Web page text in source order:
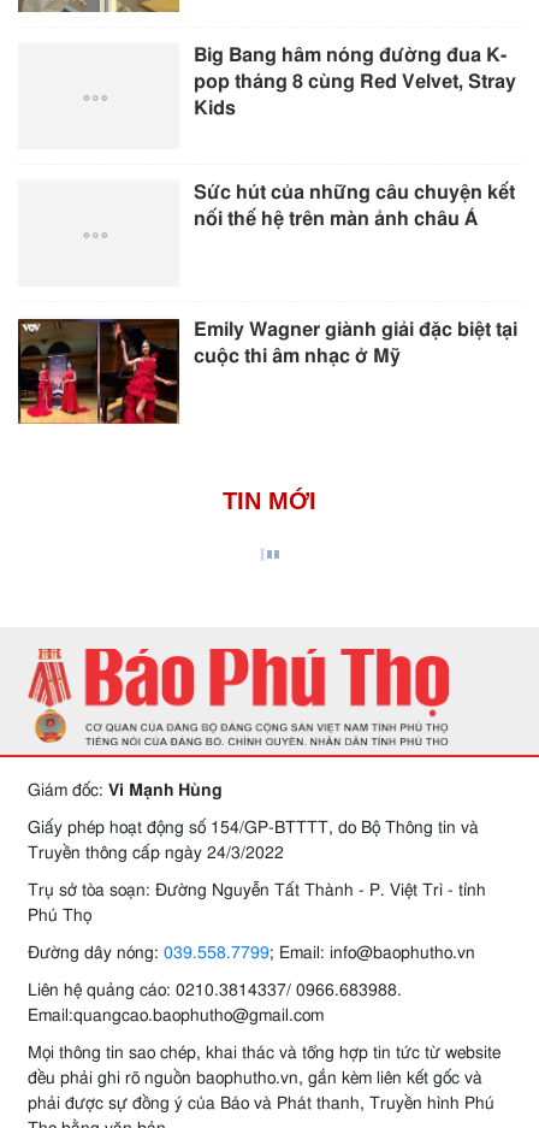
Big Bang hâm nóng đường đua K-
pop tháng 8 cùng Red Velvet, Stray
Kids
Sức hút của những câu chuyện kết
nối thế hệ trên màn ảnh châu Á
Emily Wagner giành giải đặc biệt tại
cuộc thi âm nhạc ở Mỹ
TIN MỚI
Giám đốc: Vi Mạnh Hùng
Giấy phép hoạt động số 154/GP-BTTTT, do Bộ Thông tin và
Truyền thông cấp ngày 24/3/2022
Trụ sở tòa soạn: Đường Nguyễn Tất Thành - P. Việt Trì - tỉnh
Phú Thọ
Đường dây nóng: 039.558.7799; Email: info@baophutho.vn
Liên hệ quảng cáo: 0210.3814337/ 0966.683988.
Email:quangcao.baophutho@gmail.com
Mọi thông tin sao chép, khai thác và tổng hợp tin tức từ website
đều phải ghi rõ nguồn baophutho.vn, gắn kèm liên kết gốc và
phải được sự đồng ý của Báo và Phát thanh, Truyền hình Phú